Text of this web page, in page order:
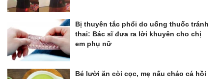
Bị thuyên tắc phổi do uống thuốc tránh
thai: Bác sĩ đưa ra lời khuyên cho chị
em phụ nữ
Bé lười ăn còi cọc, mẹ nấu cháo cá hồi